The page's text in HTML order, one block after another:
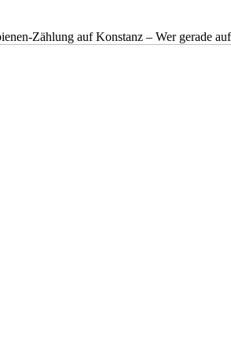
Zählung auf Konstanz – Wer gerade